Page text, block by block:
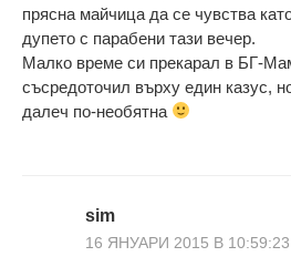
прясна майчица да се чувства
дупето с парабени тази вечер.
Малко време си прекарал в БГ-
съсредоточил върху един казус,
далеч по-необятна
sim
16 ЯНУАРИ 2015 В 10:59:23